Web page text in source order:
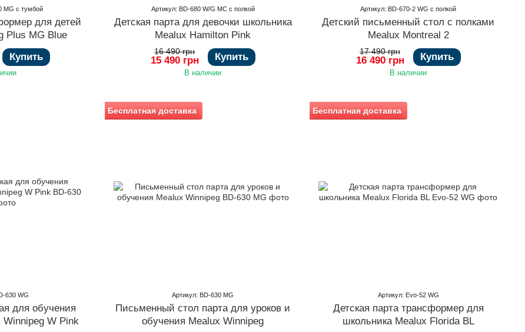
MG с тумбой
для детей
Plus MG Blue
Купить
Артикул: BD-680 W/G MC с полкой
Детская парта для девочки школьника
Mealux Hamilton Pink
16 490 грн
15 490 грн Купить
В наличии
Артикул: BD-670-2 WG с полкой
Детский письменный стол с полками
Mealux Montreal 2
17 490 грн
16 490 грн Купить
В наличии
630 WG
для обучения
Winnipeg W Pink
Бесплатная доставка
Артикул: BD-630 MG
Письменный стол парта для уроков и
обучения Mealux Winnipeg
Бесплатная доставка
Артикул: Evo-52 WG
Детская парта трансформер для
школьника Mealux Florida BL